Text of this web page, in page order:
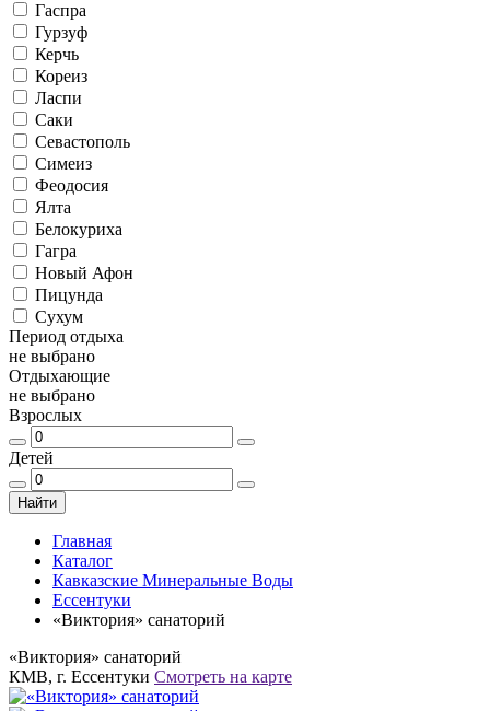
Гаспра
Гурзуф
Керчь
Кореиз
Ласпи
Саки
Севастополь
Симеиз
Феодосия
Ялта
Белокуриха
Гагра
Новый Афон
Пицунда
Сухум
Период отдыха
не выбрано
Отдыхающие
не выбрано
Взрослых
Детей
Найти
Главная
Каталог
Кавказские Минеральные Воды
Ессентуки
«Виктория» санаторий
«Виктория» санаторий
КМВ, г. Ессентуки Смотреть на карте